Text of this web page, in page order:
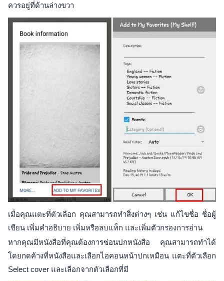
ควรอยู่ที่ด้านล่างขวา
เมื่อคุณแตะที่ตัวเลือก คุณสามารถทำสิ่งต่างๆ เช่น แก้ไขชื่อ ชื่อผู้
เขียน เพิ่มคำอธิบาย เพิ่มหรือลบแท็ก และเพิ่มตัวกรองการอ่าน
หากคุณมีหนังสือที่คุณต้องการซ่อนปกหนังสือ คุณสามารถทำได้
โดยกดค้างที่หนังสือและเลือกไอคอนหน้าปกเหมือน แตะที่ตัวเลือก
Select cover และเลือกจากตัวเลือกที่มี